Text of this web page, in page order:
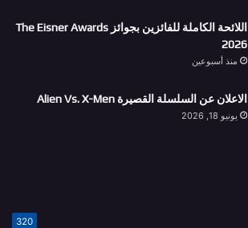
اللائحة الكاملة للفائزين بجوائز The Eisner Awards
2026
منذ أسبوعين
الاعلان عن السلسلة القصيرة Alien Vs. X-Men
يونيو 18, 2026
320